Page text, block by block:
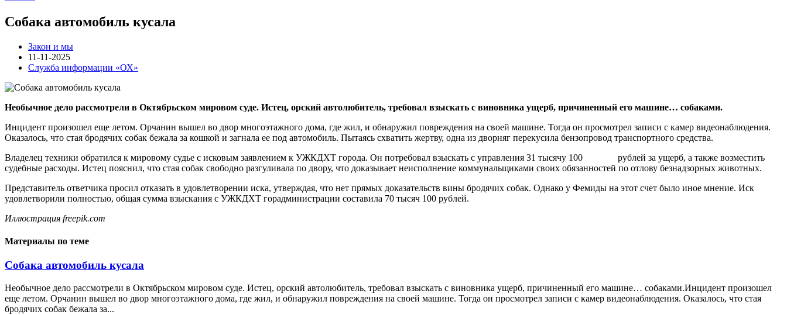
Собака автомобиль кусала
Закон и мы
11-11-2025
Служба информации «ОХ»
Необычное дело рассмотрели в Октябрьском мировом суде. Истец, орский автолюбитель, требовал взыскать с виновника ущерб, причиненный его машине… собаками.
Инцидент произошел еще летом. Орчанин вышел во двор многоэтажного дома, где жил, и обнаружил повреждения на своей машине. Тогда он просмотрел записи с камер видеонаблюдения.
Оказалось, что стая бродячих собак бежала за кошкой и загнала ее под автомобиль. Пытаясь схватить жертву, одна из дворняг перекусила бензопровод транспортного средства.
Владелец техники обратился к мировому судье с исковым заявлением к УЖКДХТ города. Он потребовал взыскать с управления 31 тысячу 100 рублей за ущерб, а также возместить
судебные расходы. Истец пояснил, что стая собак свободно разгуливала по двору, что доказывает неисполнение коммунальщиками своих обязанностей по отлову безнадзорных животных.
Представитель ответчика просил отказать в удовлетворении иска, утверждая, что нет прямых доказательств вины бродячих собак. Однако у Фемиды на этот счет было иное мнение. Иск
удовлетворили полностью, общая сумма взыскания с УЖКДХТ горадминистрации составила 70 тысяч 100 рублей.
Иллюстрация freepik.com
Материалы по теме
Собака автомобиль кусала
Необычное дело рассмотрели в Октябрьском мировом суде. Истец, орский автолюбитель, требовал взыскать с виновника ущерб, причиненный его машине… собаками.Инцидент произошел
еще летом. Орчанин вышел во двор многоэтажного дома, где жил, и обнаружил повреждения на своей машине. Тогда он просмотрел записи с камер видеонаблюдения. Оказалось, что стая
бродячих собак бежала за...